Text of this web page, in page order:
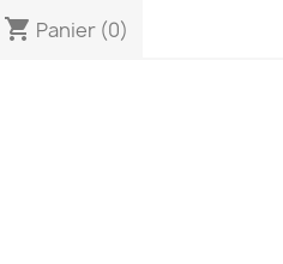
shopping_cart Panier (0)